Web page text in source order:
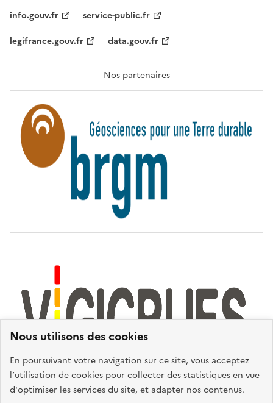
Nous utilisons des cookies
En poursuivant votre navigation sur ce site, vous acceptez
l’utilisation de cookies pour collecter des statistiques en vue
d'optimiser les services du site, et adapter nos contenus.
F
A
T
R
T
É
info.gouv.fr
service-public.fr
legifrance.gouv.fr
data.gouv.fr
Nos partenaires